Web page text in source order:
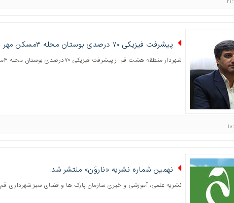
پیشرفت فیزیکی ۷۰ درصدی بوستان محله ۳مسکن مهر پردیسان
شهردار منطقه هشت قم از پیشرفت فیزیکی ٧٠درصدی بوستان محله ٣مسکن مهر پردیسان خبرداد.
نهمین شماره نشریه «ناروَن» منتشر شد.
نشریه علمی، آموزشی و خبری سازمان پارک ها و فضای سبز شهرداری قم